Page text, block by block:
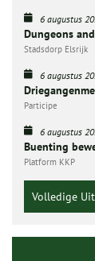
6 augustus
Dungeons
Stadsdorp Elsrijk
6 augustus
Participe
6 augustus
Buenting
Platform KKP
Volledige